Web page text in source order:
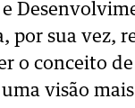
por sua vez,
o conceito
visão